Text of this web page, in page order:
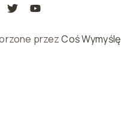
przezCoś Wymyślę